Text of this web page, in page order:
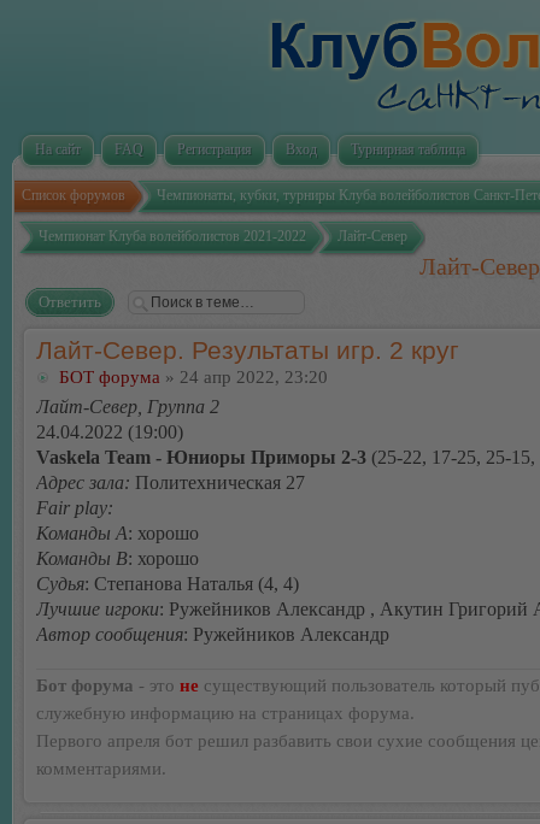
На сайт FAQ Регистрация Вход Турнирная таблица
Список форумов Чемпионаты, кубки, турниры Клуба волейболистов Санкт-
Чемпионат Клуба волейболистов 2021-2022 Лайт-Север
Лайт-
Ответить
Лайт-Север. Результаты игр. 2 круг
БОТ форума » 24 апр 2022, 23:20
Лайт-Север, Группа 2
24.04.2022 (19:00)
Vaskela Team - Юниоры Приморы 2-3 (25-22, 17-25, 25-
Адрес зала: Политехническая 27
Fair play:
Команды А: хорошо
Команды В: хорошо
Судья: Степанова Наталья (4, 4)
Лучшие игроки: Ружейников Александр , Акутин Григорий
Автор сообщения: Ружейников Александр
Бот форума - это не существующий пользователь который
служебную информацию на страницах форума.
Первого апреля бот решил разбавить свои сухие сообщения
комментариями.